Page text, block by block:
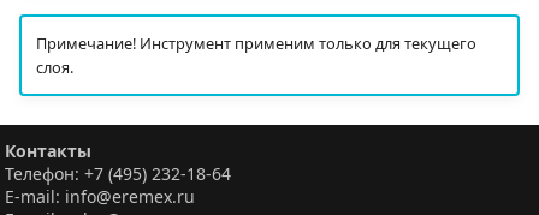
Примечание! Инструмент применим только для текущего
слоя.
Контакты
Телефон: +7 (495) 232-18-64
E-mail: info@eremex.ru